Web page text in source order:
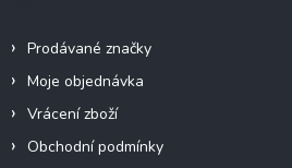
Prodávané značky
Moje objednávka
Vrácení zboží
Obchodní podmínky